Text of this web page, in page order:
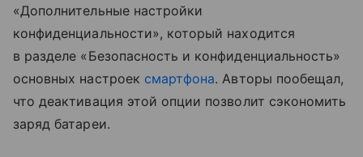
«Дополнительные настройки
конфиденциальности», который находится
в разделе «Безопасность и конфиденциальность»
основных настроек смартфона. Авторы пообещал,
что деактивация этой опции позволит сэкономить
заряд батареи.